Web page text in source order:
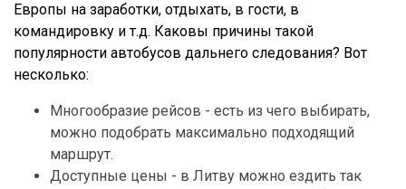
Европы на заработки, отдыхать, в гости, в
командировку и т.д. Каковы причины такой
популярности автобусов дальнего следования? Вот
несколько:
Многообразие рейсов - есть из чего выбирать,
можно подобрать максимально подходящий
маршрут.
Доступные цены - в Литву можно ездить так